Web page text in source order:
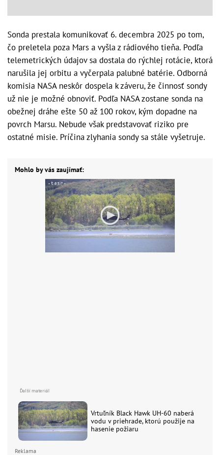
Sonda prestala komunikovať 6. decembra 2025 po tom,
čo preletela poza Mars a vyšla z rádiového tieňa. Podľa
telemetrických údajov sa dostala do rýchlej rotácie, ktorá
narušila jej orbitu a vyčerpala palubné batérie. Odborná
komisia NASA neskôr dospela k záveru, že činnosť sondy
už nie je možné obnoviť. Podľa NASA zostane sonda na
obežnej dráhe ešte 50 až 100 rokov, kým dopadne na
povrch Marsu. Nebude však predstavovať riziko pre
ostatné misie. Príčina zlyhania sondy sa stále vyšetruje.
Mohlo by vás zaujímať:
Vrtuľník Black Hawk UH-60 naberá
vodu v priehrade, ktorú použije na
hasenie požiaru
Reklama